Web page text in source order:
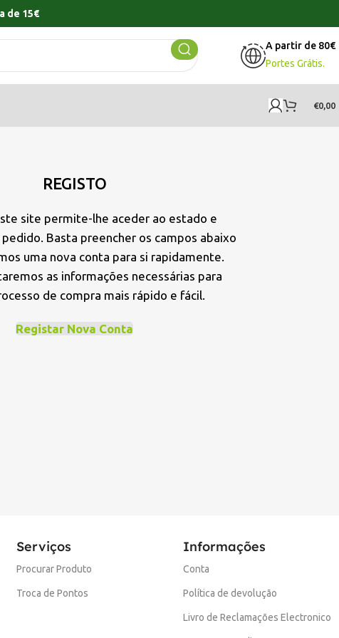
de 15€
A partir de 80€
Portes Grátis.
€0,00
REGISTO
site permite-lhe aceder ao estado e
Basta preencher os campos abaixo
uma nova conta para si rapidamente.
as informações necessárias para
de compra mais rápido e fácil.
Registar Nova Conta
Serviços
Procurar Produto
Troca de Pontos
Informações
Conta
Política de devolução
Livro de Reclamações Electronico